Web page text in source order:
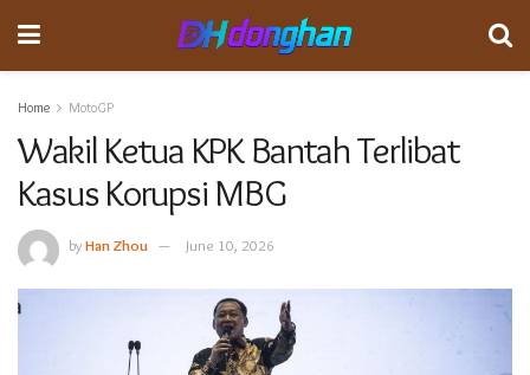
Home MotoGP
Wakil Ketua KPK Bantah Terlibat
Kasus Korupsi MBG
byHan Zhou June 10, 2026